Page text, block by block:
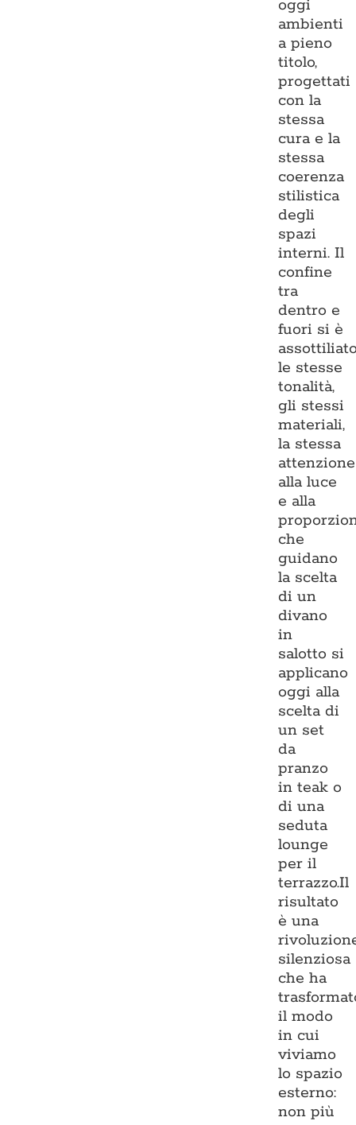
oggi
ambienti
a pieno
titolo,
progettati
con la
stessa
cura e la
stessa
coerenza
stilistica
degli
spazi
interni. Il
confine
tra
dentro e
fuori si è
le stesse
tonalità,
gli stessi
materiali,
la stessa
attenzione
alla luce
e alla
che
guidano
la scelta
di un
divano
in
salotto si
applicano
oggi alla
scelta di
un set
da
pranzo
in teak o
di una
seduta
lounge
per il
terrazzo.Il
risultato
è una
silenziosa
che ha
il modo
in cui
viviamo
lo spazio
esterno:
non più